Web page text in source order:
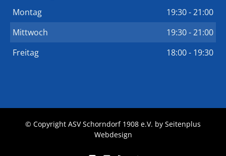
Montag
19:30 - 21:00
Mittwoch
19:30 - 21:00
Freitag
18:00 - 19:30
© Copyright ASV Schorndorf 1908 e.V. by Seitenplus
Webdesign